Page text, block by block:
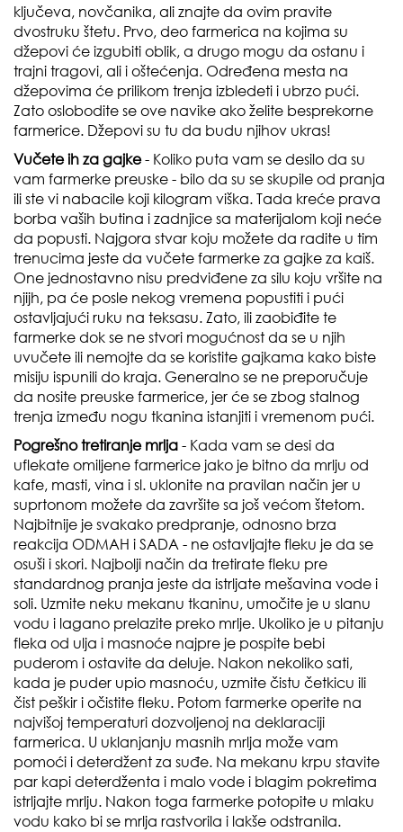
ključeva, novčanika, ali znajte da ovim pravite
dvostruku štetu. Prvo, deo farmerica na kojima su
džepovi će izgubiti oblik, a drugo mogu da ostanu i
trajni tragovi, ali i oštećenja. Određena mesta na
džepovima će prilikom trenja izbledeti i ubrzo pući.
Zato oslobodite se ove navike ako želite besprekorne
farmerice. Džepovi su tu da budu njihov ukras!
Vučete ih za gajke- Koliko puta vam se desilo da su
vam farmerke preuske - bilo da su se skupile od pranja
ili ste vi nabacile koji kilogram viška. Tada kreće prava
borba vaših butina i zadnjice sa materijalom koji neće
da popusti. Najgora stvar koju možete da radite u tim
trenucima jeste da vučete farmerke za gajke za kaiš.
One jednostavno nisu predviđene za silu koju vršite na
njijh, pa će posle nekog vremena popustiti i pući
ostavljajući ruku na teksasu. Zato, ili zaobiđite te
farmerke dok se ne stvori mogućnost da se u njih
uvučete ili nemojte da se koristite gajkama kako biste
misiju ispunili do kraja. Generalno se ne preporučuje
da nosite preuske farmerice, jer će se zbog stalnog
trenja između nogu tkanina istanjiti i vremenom pući.
Pogrešno tretiranje mrlja - Kada vam se desi da
uflekate omiljene farmerice jako je bitno da mrlju od
kafe, masti, vina i sl. uklonite na pravilan način jer u
suprtonom možete da završite sa još većom štetom.
Najbitnije je svakako predpranje, odnosno brza
reakcija ODMAH i SADA - ne ostavljajte fleku je da se
osuši i skori. Najbolji način da tretirate fleku pre
standardnog pranja jeste da istrljate mešavina vode i
soli. Uzmite neku mekanu tkaninu, umočite je u slanu
vodu i lagano prelazite preko mrlje. Ukoliko je u pitanju
fleka od ulja i masnoće najpre je pospite bebi
puderom i ostavite da deluje. Nakon nekoliko sati,
kada je puder upio masnoću, uzmite čistu četkicu ili
čist peškir i očistite fleku. Potom farmerke operite na
najvišoj temperaturi dozvoljenoj na deklaraciji
farmerica. U uklanjanju masnih mrlja može vam
pomoći i deterdžent za suđe. Na mekanu krpu stavite
par kapi deterdženta i malo vode i blagim pokretima
istrljajte mrlju. Nakon toga farmerke potopite u mlaku
vodu kako bi se mrlja rastvorila i lakše odstranila.